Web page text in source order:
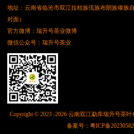
地址：云南省临沧市双江拉枯族佤族布朗族傣族
对面）
官方微博：瑞升号茶业微博
微信公众号：瑞升号茶业
Copyright © 2023 -2026 云南双江勐库瑞升号茶
备案号： 粤ICP备